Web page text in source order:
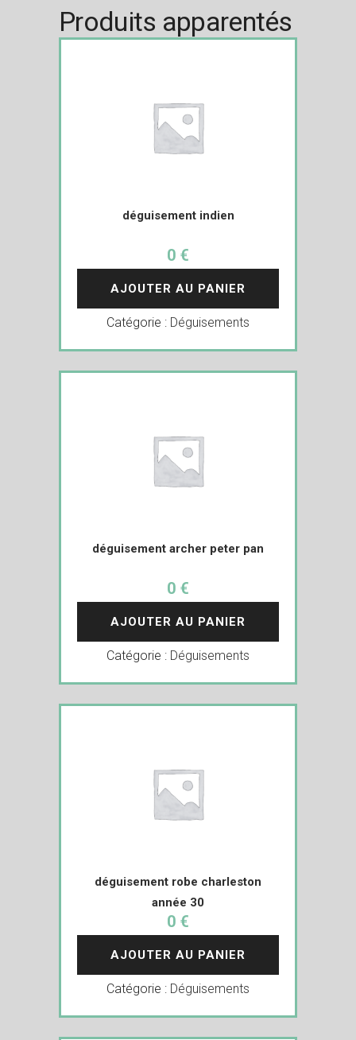
Produits apparentés
déguisement indien
0 €
AJOUTER AU PANIER
Catégorie : Déguisements
déguisement archer peter pan
0 €
AJOUTER AU PANIER
Catégorie : Déguisements
déguisement robe charleston
année 30
0 €
AJOUTER AU PANIER
Catégorie : Déguisements